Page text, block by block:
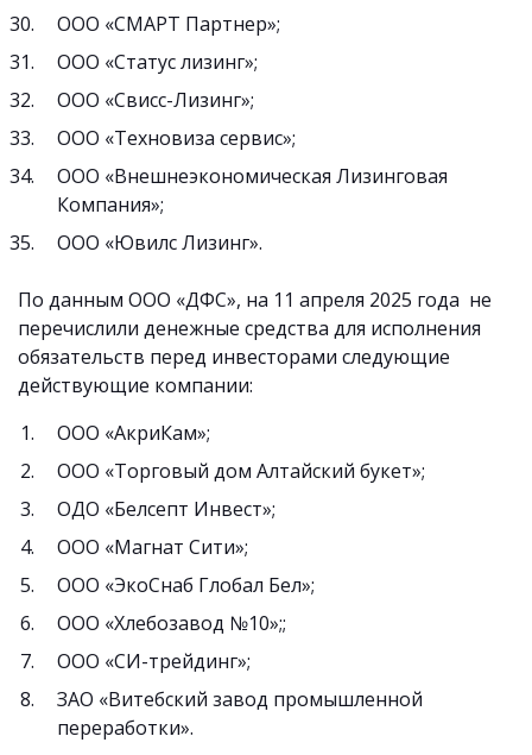
ООО «СМАРТ Партнер»;
ООО «Статус лизинг»;
ООО «Свисс-Лизинг»;
ООО «Техновиза сервис»;
ООО «Внешнеэкономическая Лизинговая
Компания»;
ООО «Ювилс Лизинг».
По данным ООО «ДФС», на 11 апреля 2025 года не
перечислили денежные средства для исполнения
обязательств перед инвесторами следующие
действующие компании:
ООО «АкриКам»;
ООО «Торговый дом Алтайский букет»;
ОДО «Белсепт Инвест»;
ООО «Магнат Сити»;
ООО «ЭкоСнаб Глобал Бел»;
ООО «Хлебозавод №10»;;
ООО «СИ-трейдинг»;
ЗАO «Витебский завод промышленной
переработки».